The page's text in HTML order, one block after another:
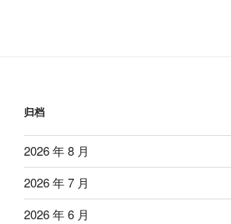
归档
2026 年 8 月
2026 年 7 月
2026 年 6 月